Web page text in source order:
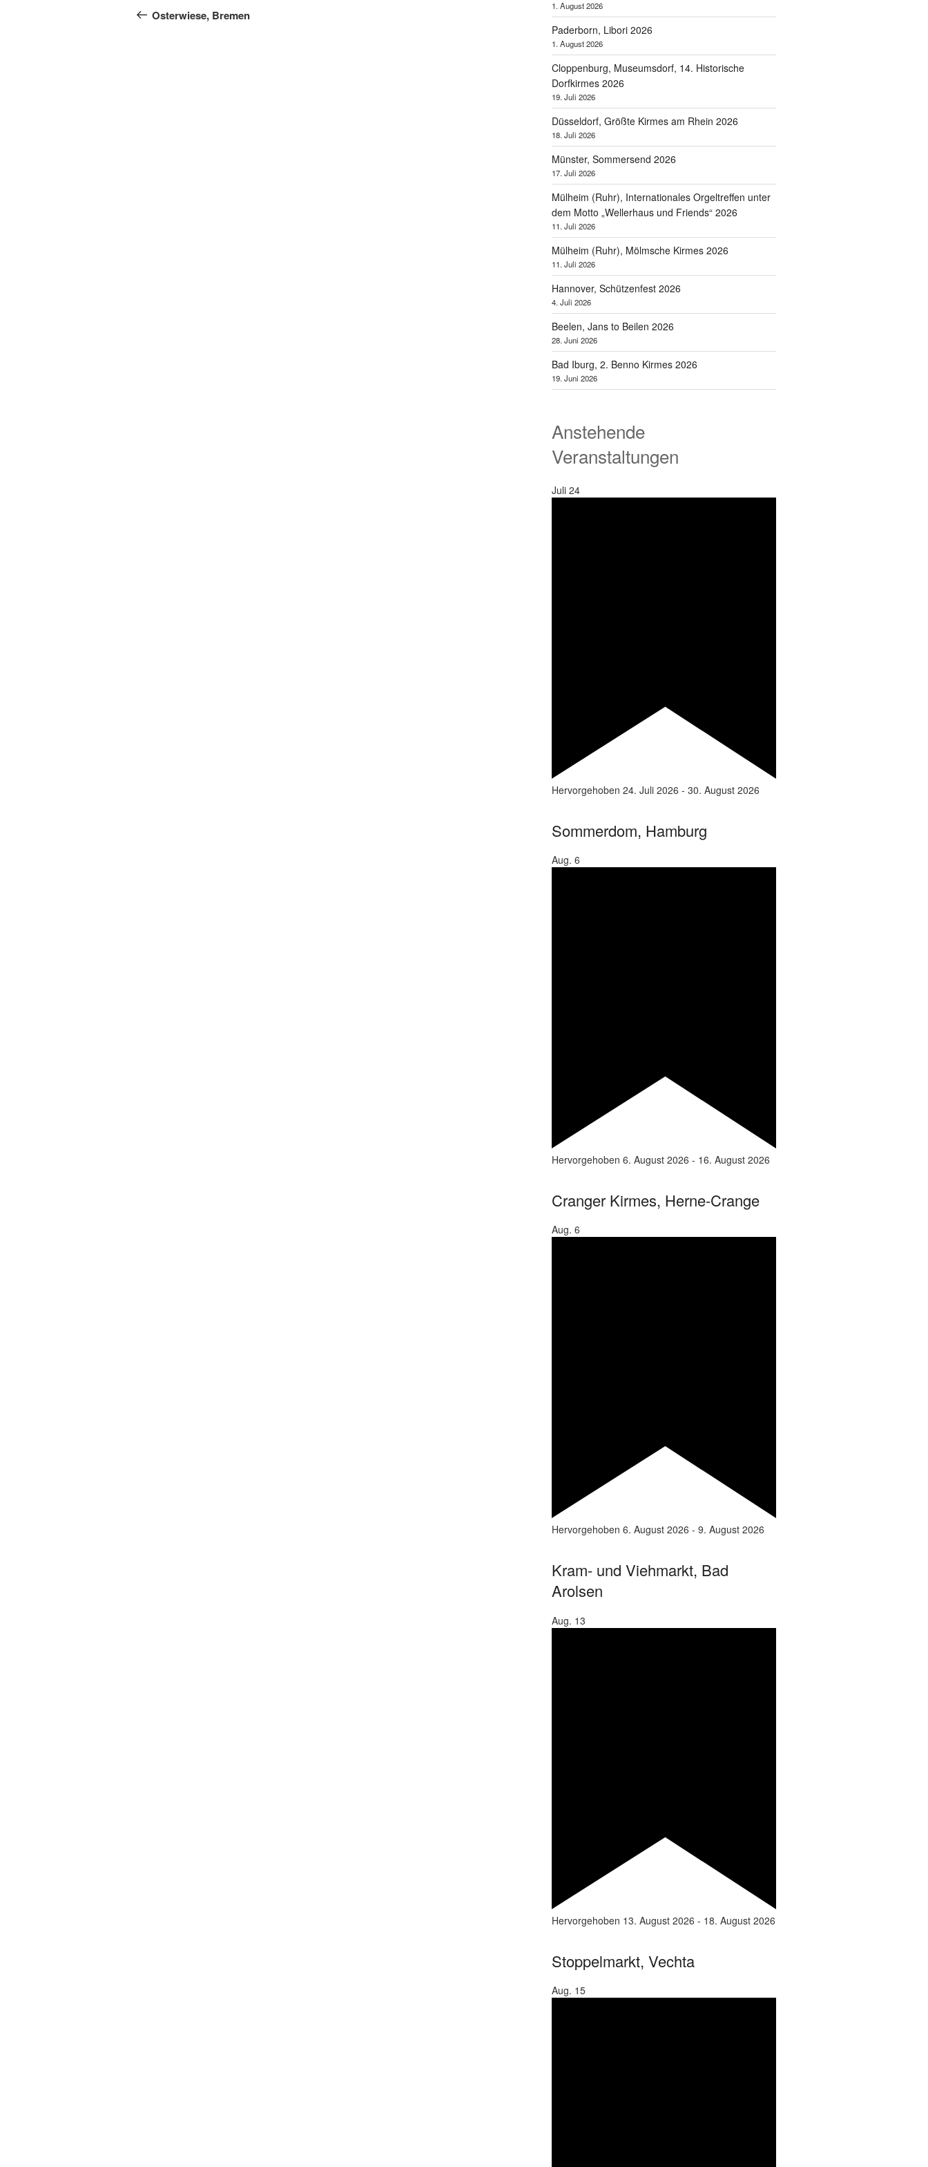
Beitrag
Osterwiese, Bremen
1. August 2026
Paderborn, Libori 2026
1. August 2026
Cloppenburg, Museumsdorf, 14. Historische
Dorfkirmes 2026
19. Juli 2026
Düsseldorf, Größte Kirmes am Rhein 2026
18. Juli 2026
Münster, Sommersend 2026
17. Juli 2026
Mülheim (Ruhr), Internationales Orgeltreffen unter
dem Motto „Wellerhaus und Friends“ 2026
11. Juli 2026
Mülheim (Ruhr), Mölmsche Kirmes 2026
11. Juli 2026
Hannover, Schützenfest 2026
4. Juli 2026
Beelen, Jans to Beilen 2026
28. Juni 2026
Bad Iburg, 2. Benno Kirmes 2026
19. Juni 2026
Anstehende
Veranstaltungen
Juli 24
Hervorgehoben 24. Juli 2026 - 30. August 2026
Sommerdom, Hamburg
Aug. 6
Hervorgehoben 6. August 2026 - 16. August 2026
Cranger Kirmes, Herne-Crange
Aug. 6
Hervorgehoben 6. August 2026 - 9. August 2026
Kram- und Viehmarkt, Bad
Arolsen
Aug. 13
Hervorgehoben 13. August 2026 - 18. August 2026
Stoppelmarkt, Vechta
Aug. 15